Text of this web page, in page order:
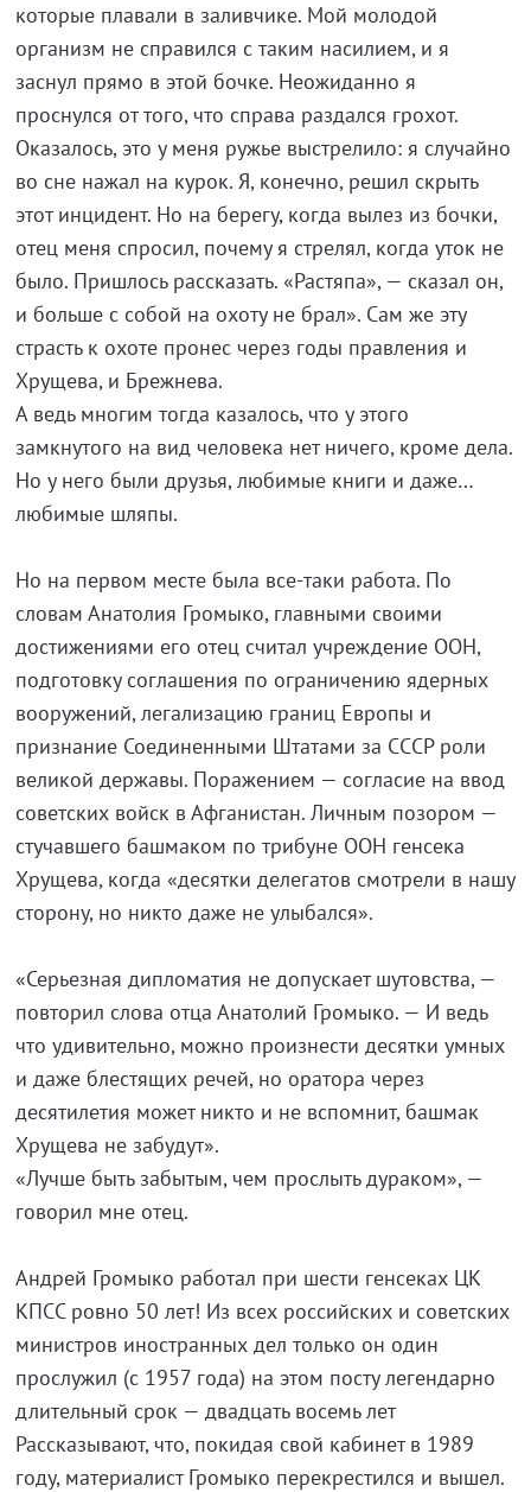
которые плавали в заливчике. Мой молодой
организм не справился с таким насилием, и я
заснул прямо в этой бочке. Неожиданно я
проснулся от того, что справа раздался грохот.
Оказалось, это у меня ружье выстрелило: я случайно
во сне нажал на курок. Я, конечно, решил скрыть
этот инцидент. Но на берегу, когда вылез из бочки,
отец меня спросил, почему я стрелял, когда уток не
было. Пришлось рассказать. «Растяпа», — сказал он,
и больше с собой на охоту не брал». Сам же эту
страсть к охоте пронес через годы правления и
Хрущева, и Брежнева.
А ведь многим тогда казалось, что у этого
замкнутого на вид человека нет ничего, кроме дела.
Но у него были друзья, любимые книги и даже…
любимые шляпы.
Но на первом месте была все-таки работа. По
словам Анатолия Громыко, главными своими
достижениями его отец считал учреждение ООН,
подготовку соглашения по ограничению ядерных
вооружений, легализацию границ Европы и
признание Соединенными Штатами за СССР роли
великой державы. Поражением — согласие на ввод
советских войск в Афганистан. Личным позором —
стучавшего башмаком по трибуне ООН генсека
Хрущева, когда «десятки делегатов смотрели в нашу
сторону, но никто даже не улыбался».
«Серьезная дипломатия не допускает шутовства, —
повторил слова отца Анатолий Громыко. — И ведь
что удивительно, можно произнести десятки умных
и даже блестящих речей, но оратора через
десятилетия может никто и не вспомнит, башмак
Хрущева не забудут».
«Лучше быть забытым, чем прослыть дураком», —
говорил мне отец.
Андрей Громыко работал при шести генсеках ЦК
КПСС ровно 50 лет! Из всех российских и советских
министров иностранных дел только он один
прослужил (с 1957 года) на этом посту легендарно
длительный срок — двадцать восемь лет
Рассказывают, что, покидая свой кабинет в 1989
году, материалист Громыко перекрестился и вышел.